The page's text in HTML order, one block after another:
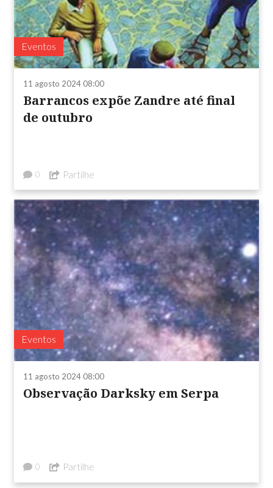
Eventos
11 agosto 2024 08:00
Barrancos expõe Zandre até final
de outubro
0 Partilhe
Eventos
11 agosto 2024 08:00
Observação Darksky em Serpa
0 Partilhe